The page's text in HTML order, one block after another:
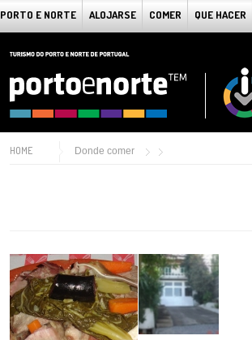
PORTO E NORTE ALOJARSE COMER QUE HACER
HOME Donde comer